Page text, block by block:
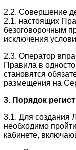
2.2. Совершение
2.1. настоящих
безоговорочным
исключения
2.3. Оператор
Правила в
становятся
размещения на
3. Порядок
3.1. Для создания
необходимо
кабинете,